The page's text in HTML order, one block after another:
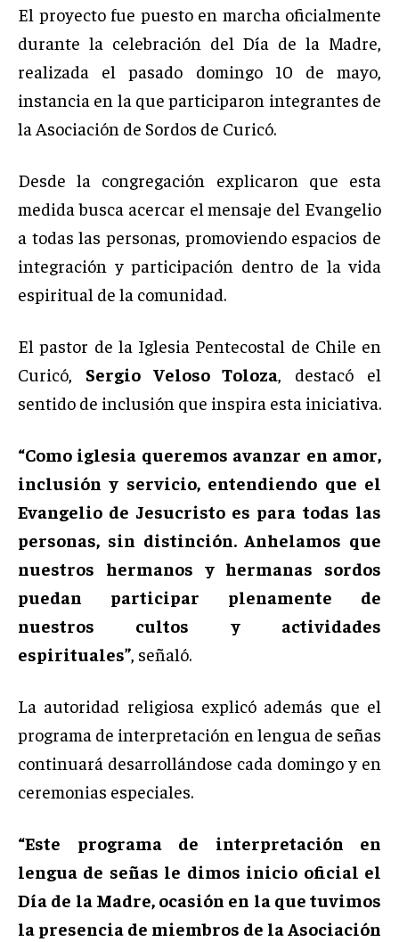
El proyecto fue puesto en marcha oficialmente
durante la celebración del Día de la Madre,
realizada el pasado domingo 10 de mayo,
instancia en la que participaron integrantes de
la Asociación de Sordos de Curicó.
Desde la congregación explicaron que esta
medida busca acercar el mensaje del Evangelio
a todas las personas, promoviendo espacios de
integración y participación dentro de la vida
espiritual de la comunidad.
El pastor de la Iglesia Pentecostal de Chile en
Curicó, Sergio Veloso Toloza, destacó el
sentido de inclusión que inspira esta iniciativa.
“Como iglesia queremos avanzar en amor,
inclusión y servicio, entendiendo que el
Evangelio de Jesucristo es para todas las
personas, sin distinción. Anhelamos que
nuestros hermanos y hermanas sordos
puedan participar plenamente de
nuestros cultos y actividades
espirituales”, señaló.
La autoridad religiosa explicó además que el
programa de interpretación en lengua de señas
continuará desarrollándose cada domingo y en
ceremonias especiales.
“Este programa de interpretación en
lengua de señas le dimos inicio oficial el
Día de la Madre, ocasión en la que tuvimos
la presencia de miembros de la Asociación